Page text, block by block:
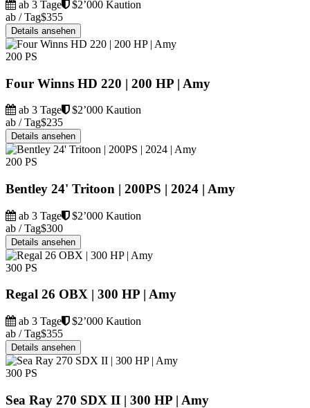
ab 3 Tage
$2’000 Kaution
ab / Tag$355
Details ansehen
200 PS
Four Winns HD 220 | 200 HP | Amy
ab 3 Tage
$2’000 Kaution
ab / Tag$235
Details ansehen
200 PS
Bentley 24' Tritoon | 200PS | 2024 | Amy
ab 3 Tage
$2’000 Kaution
ab / Tag$300
Details ansehen
300 PS
Regal 26 OBX | 300 HP | Amy
ab 3 Tage
$2’000 Kaution
ab / Tag$355
Details ansehen
300 PS
Sea Ray 270 SDX II | 300 HP | Amy